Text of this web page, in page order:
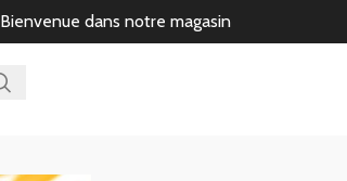
Bienvenue dans notre magasin